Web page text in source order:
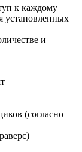
к каждому
установленных
и
(согласно